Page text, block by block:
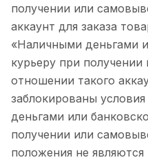
получении или
аккаунт для заказа
«Наличными деньгами
курьеру при
отношении такого
заблокированы
деньгами или
получении или
положения не